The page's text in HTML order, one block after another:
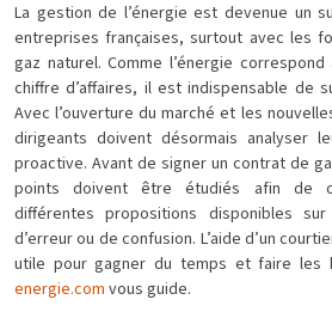
La gestion de l’énergie est devenue un
entreprises françaises, surtout avec les
gaz naturel. Comme l’énergie
chiffre d’affaires, il est indispensable de
Avec l’ouverture du marché et les
dirigeants doivent désormais analyser
proactive. Avant de signer un contrat de
points doivent être étudiés afin de
différentes propositions disponibles
d’erreur ou de confusion. L’aide d’un
utile pour gagner du temps et faire les
energie.com vous guide.